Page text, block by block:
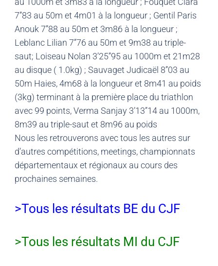
7’’83 au 50m et 4m01 à la longueur ; Gentil Paris
Anouk 7’’88 au 50m et 3m86 à la longueur ;
Leblanc Lilian 7’’76 au 50m et 9m38 au triple-
saut; Loiseau Nolan 3’25’’95 au 1000m et 21m28
au disque ( 1.0kg) ; Sauvaget Judicaël 8’’03 au
50m Haies, 4m68 à la longueur et 8m41 au poids
(3kg) terminant à la première place du triathlon
avec 99 points, Verma Sanjay 3’13’’14 au 1000m,
8m39 au triple-saut et 8m96 au poids
Nous les retrouverons avec tous les autres sur
d’autres compétitions, meetings, championnats
départementaux et régionaux au cours des
prochaines semaines.
>Tous les résultats BE du CJF
>Tous les résultats MI du CJF